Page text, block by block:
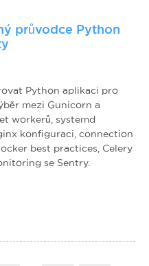
průvodce Python
Python aplikaci pro
mezi Gunicorn a
workerů, systemd
konfiguraci, connection
best practices, Celery
se Sentry.